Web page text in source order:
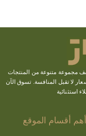
مجموعة متنوعة من المنتجات
لا تقبل المنافسة. تسوق الآن
استثنائية
أهم أقسام الموقع